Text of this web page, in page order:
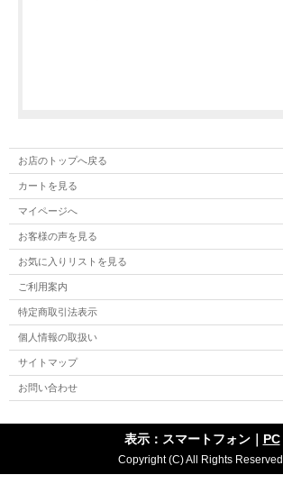
お店のトップへ戻る
カートを見る
マイページへ
お客様の声を見る
お気に入りリストを見る
ご利用案内
特定商取引法表示
個人情報の取扱い
サイトマップ
お問い合わせ
表示：スマートフォン｜ PC
Copyright (C) All Rights Reserved.